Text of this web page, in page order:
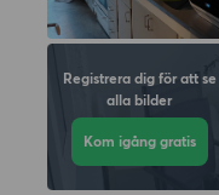
Registrera dig för att se
alla bilder
Kom igång gratis